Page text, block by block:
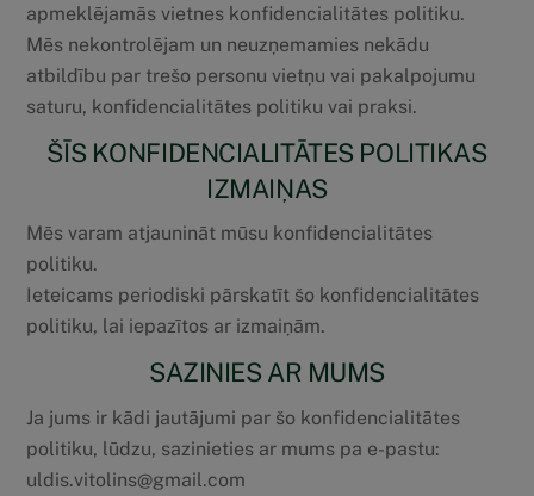
apmeklējamās vietnes konfidencialitātes politiku.
Mēs nekontrolējam un neuzņemamies nekādu
atbildību par trešo personu vietņu vai pakalpojumu
saturu, konfidencialitātes politiku vai praksi.
ŠĪS KONFIDENCIALITĀTES POLITIKAS
IZMAIŅAS
Mēs varam atjaunināt mūsu konfidencialitātes
politiku.
Ieteicams periodiski pārskatīt šo konfidencialitātes
politiku, lai iepazītos ar izmaiņām.
SAZINIES AR MUMS
Ja jums ir kādi jautājumi par šo konfidencialitātes
politiku, lūdzu, sazinieties ar mums pa e-pastu:
uldis.vitolins@gmail.com